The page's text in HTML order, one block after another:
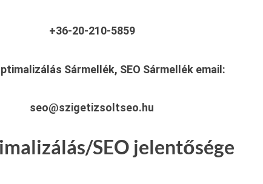
+36-20-210-5859
Sármellék, SEO Sármellék email:
seo@szigetizsoltseo.hu
SEO jelentősége